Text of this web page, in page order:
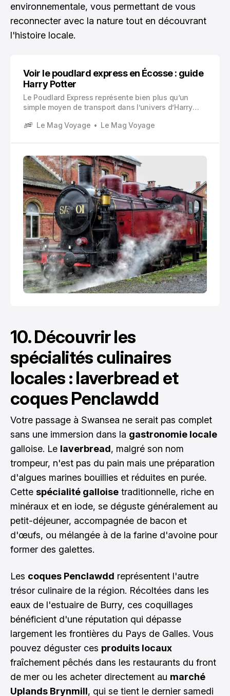
environnementale, vous permettant de vous
reconnecter avec la nature tout en découvrant
l'histoire locale.
Voir le poudlard express en Écosse : guide
Harry Potter
Le Poudlard Express représente bien plus qu’un
simple moyen de transport dans l’univers d’Harry
jeunes sorciers vers leur école de magie, est devenu
Le Mag Voyage Le Mag Voyage
10. Découvrir les
spécialités culinaires
locales : laverbread et
coques Penclawdd
Votre passage à Swansea ne serait pas complet
sans une immersion dans la gastronomie locale
galloise. Le laverbread, malgré son nom
trompeur, n'est pas du pain mais une préparation
d'algues marines bouillies et réduites en purée.
Cette spécialité galloise traditionnelle, riche en
minéraux et en iode, se déguste généralement au
petit-déjeuner, accompagnée de bacon et
d'œufs, ou mélangée à de la farine d'avoine pour
former des galettes.
Les coques Penclawdd représentent l'autre
trésor culinaire de la région. Récoltées dans les
eaux de l'estuaire de Burry, ces coquillages
bénéficient d'une réputation qui dépasse
largement les frontières du Pays de Galles. Vous
pouvez déguster ces produits locaux
fraîchement pêchés dans les restaurants du front
de mer ou les acheter directement au marché
Uplands Brynmill, qui se tient le dernier samedi